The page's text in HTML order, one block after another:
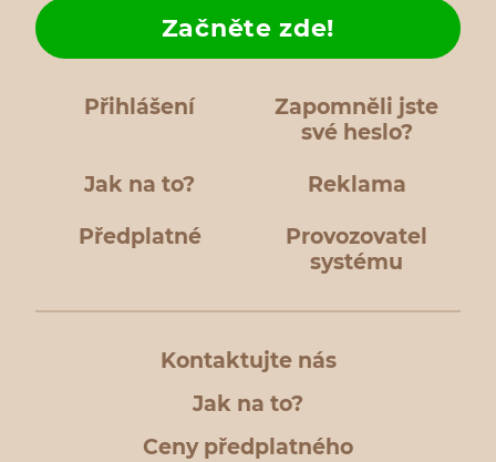
Přihlášení
Zapomněli jste
své heslo?
Jak na to?
Začněte zde!
Reklama
Předplatné
Provozovatel
systému
Kontaktujte nás
Jak na to?
Ceny předplatného